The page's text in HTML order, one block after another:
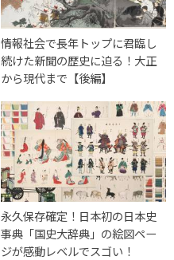
情報社会で長年トップに君臨し
続けた新聞の歴史に迫る！大正
から現代まで【後編】
永久保存確定！日本初の日本史
事典「国史大辞典」の絵図ペー
ジが感動レベルでスゴい！